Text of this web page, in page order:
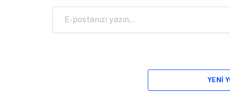
E-postanızı yazın…
YENI